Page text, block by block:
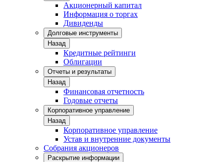
Акционерный капитал
Информация о торгах
Дивиденды
Долговые инструменты
Назад
Кредитные рейтинги
Облигации
Отчеты и результаты
Назад
Финансовая отчетность
Годовые отчеты
Корпоративное управление
Назад
Корпоративное управление
Устав и внутренние документы
Собрания акционеров
Раскрытие информации